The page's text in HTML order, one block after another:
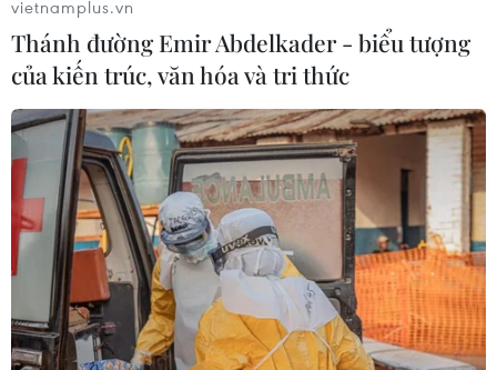
vietnamplus.vn
Thánh đường Emir Abdelkader - biểu tượng
của kiến trúc, văn hóa và tri thức